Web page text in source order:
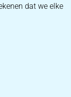
dat we elke